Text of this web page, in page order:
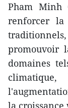
Pham Minh
renforcer la
promouvoir
domaines